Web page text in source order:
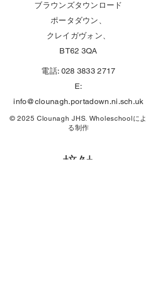
ブラウンズタウンロード
ポータダウン、
クレイガヴォン、
BT62 3QA
電話: 028 3833 2717
E:
info@clounagh.portadown.ni.sch.uk
© 2025 Clounagh JHS. Wholeschoolによ
る制作
接触